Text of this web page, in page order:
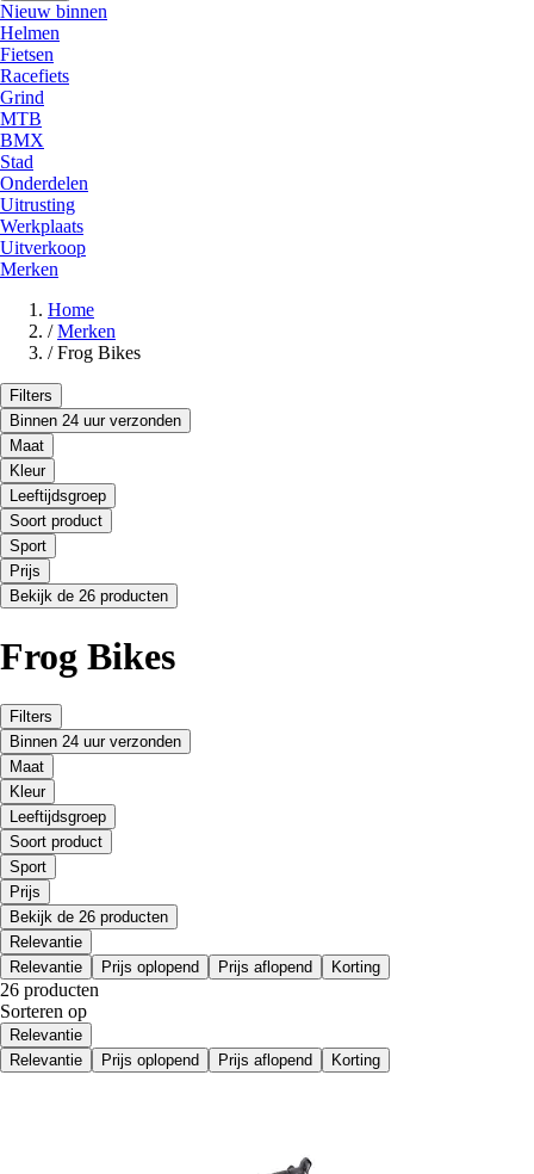
Nieuw binnen
Helmen
Fietsen
Racefiets
Grind
MTB
BMX
Stad
Onderdelen
Uitrusting
Werkplaats
Uitverkoop
Merken
Home
/ Merken
/ Frog Bikes
Filters
Binnen 24 uur verzonden
Maat
Kleur
Leeftijdsgroep
Soort product
Sport
Prijs
Bekijk de 26 producten
Frog Bikes
Filters
Binnen 24 uur verzonden
Maat
Kleur
Leeftijdsgroep
Soort product
Sport
Prijs
Bekijk de 26 producten
Relevantie
Relevantie
Prijs oplopend Prijs aflopend Korting
26 producten
Sorteren op
Relevantie
Relevantie
Prijs oplopend Prijs aflopend Korting